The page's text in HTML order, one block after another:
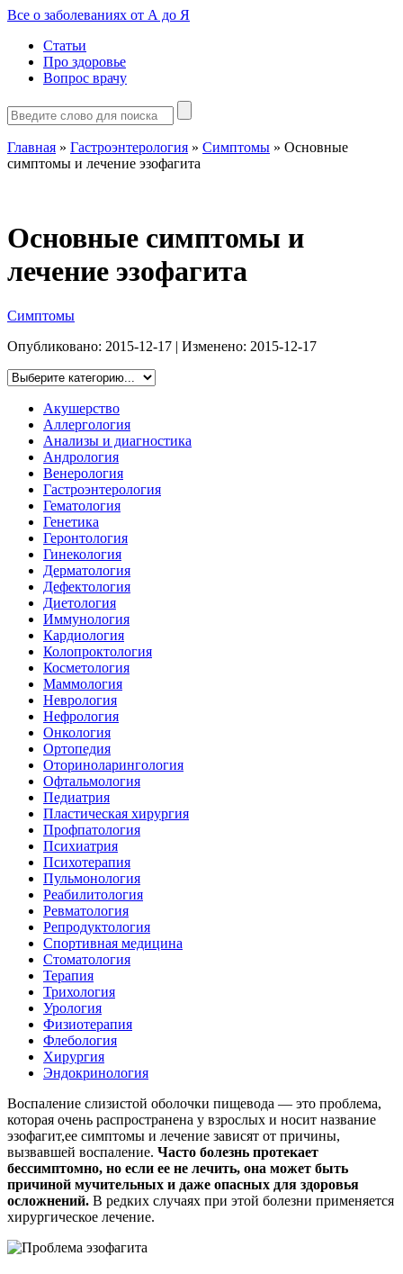
Все о заболеваниях от А до Я
Статьи
Про здоровье
Вопрос врачу
Главная » Гастроэнтерология » Симптомы » Основные
симптомы и лечение эзофагита
Основные симптомы и
лечение эзофагита
Симптомы
Опубликовано: 2015-12-17 | Изменено: 2015-12-17
Акушерство
Аллергология
Анализы и диагностика
Андрология
Венерология
Гастроэнтерология
Гематология
Генетика
Геронтология
Гинекология
Дерматология
Дефектология
Диетология
Иммунология
Кардиология
Колопроктология
Косметология
Маммология
Неврология
Нефрология
Онкология
Ортопедия
Оториноларингология
Офтальмология
Педиатрия
Пластическая хирургия
Профпатология
Психиатрия
Психотерапия
Пульмонология
Реабилитология
Ревматология
Репродуктология
Спортивная медицина
Стоматология
Терапия
Трихология
Урология
Физиотерапия
Флебология
Хирургия
Эндокринология
Воспаление слизистой оболочки пищевода — это проблема,
которая очень распространена у взрослых и носит название
эзофагит,ее симптомы и лечение зависят от причины,
вызвавшей воспаление. Часто болезнь протекает
бессимптомно, но если ее не лечить, она может быть
причиной мучительных и даже опасных для здоровья
осложнений. В редких случаях при этой болезни применяется
хирургическое лечение.